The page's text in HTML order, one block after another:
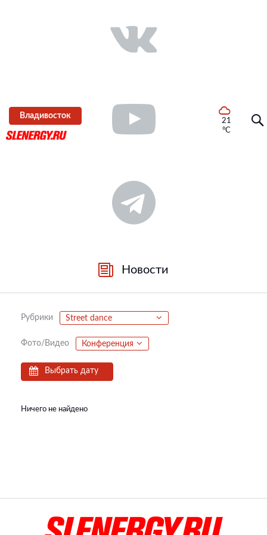
Владивосток
21
°C
Новости
Рубрики Street dance
Фото/Видео Конференция
Выбрать дату
Ничего не найдено